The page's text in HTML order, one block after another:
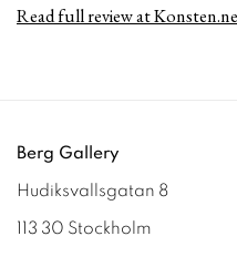
Read full review at
Berg Gallery
Hudiksvallsgatan 8
113 30 Stockholm